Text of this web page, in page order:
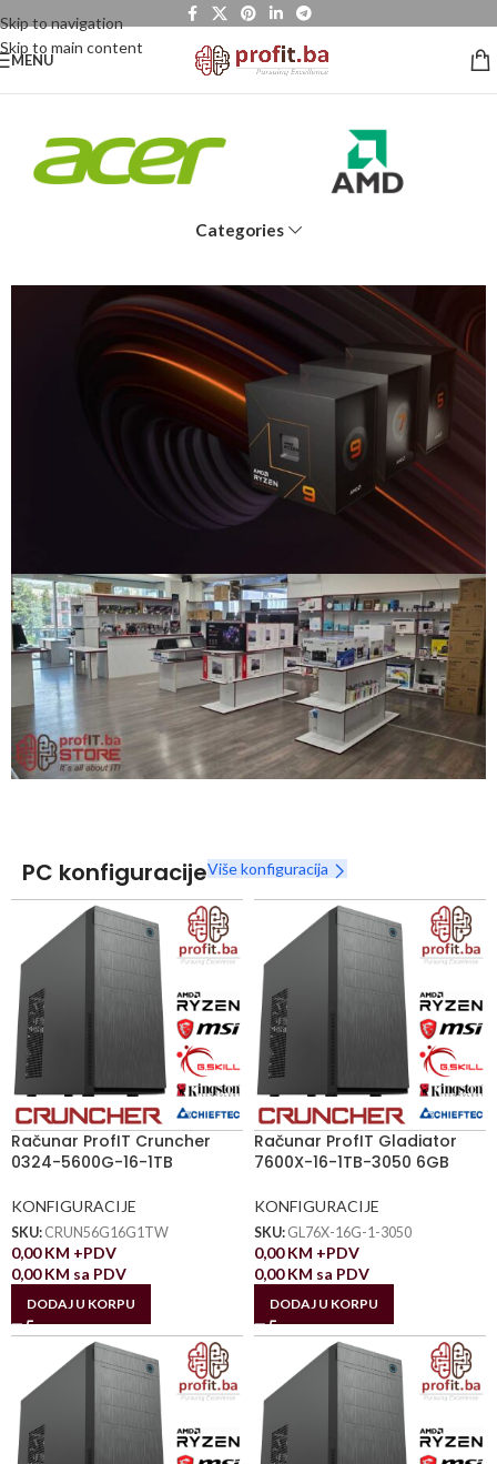
Skip to navigation
Skip to main content
MENU
Categories
Snaga radnih stanica nikada nije bila povoljnija
Nova Ryzen 7000 serija
Naruči
PC konfiguracijeViše konfiguracija
Računar ProfIT Cruncher
0324-5600G-16-1TB
KONFIGURACIJE
SKU: CRUN56G16G1TW
0,00KM +PDV
0,00KM sa PDV
DODAJ U KORPU
Računar ProfIT Gladiator
7600X-16-1TB-3050 6GB
KONFIGURACIJE
SKU: GL76X-16G-1-3050
0,00KM +PDV
0,00KM sa PDV
DODAJ U KORPU